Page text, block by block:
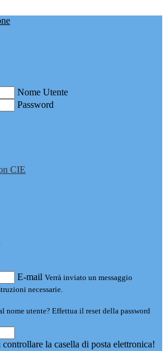
Nome Utente
Password
CIE
E-mail Verrà inviato un messaggio
necessarie.
nome utente? Effettua il reset della password
la casella di posta elettronica!